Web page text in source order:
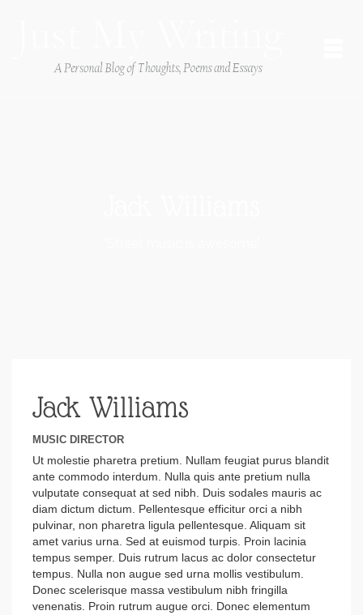
Jack Williams
MUSIC DIRECTOR
Ut molestie pharetra pretium. Nullam feugiat purus blandit
ante commodo interdum. Nulla quis ante pretium nulla
vulputate consequat at sed nibh. Duis sodales mauris ac
diam dictum dictum. Pellentesque efficitur orci a nibh
pulvinar, non pharetra ligula pellentesque. Aliquam sit
amet varius urna. Sed at euismod turpis. Proin lacinia
tempus semper. Duis rutrum lacus ac dolor consectetur
tempus. Nulla non augue sed urna mollis vestibulum.
Donec scelerisque massa vestibulum nibh fringilla
venenatis. Proin rutrum augue orci. Donec elementum